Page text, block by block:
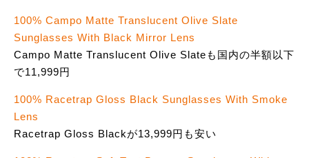
100% Campo Matte Translucent Olive Slate
Sunglasses With Black Mirror Lens
Campo Matte Translucent Olive Slateも国内の半額以下
で11,999円
100% Racetrap Gloss Black Sunglasses With Smoke
Lens
Racetrap Gloss Blackが13,999円も安い